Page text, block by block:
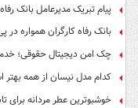
پیام تبریک مدیرعامل بانک
بانک رفاه کارگران همواره
چک امن دیجیتال حقوقی؛
کدام مدل نیسان از همه
خوشبوترین عطر مردانه برای